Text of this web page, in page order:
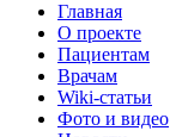
Главная
О проекте
Пациентам
Врачам
Wiki-статьи
Фото и видео